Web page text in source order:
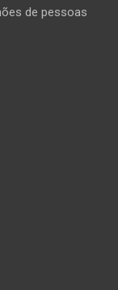
de pessoas